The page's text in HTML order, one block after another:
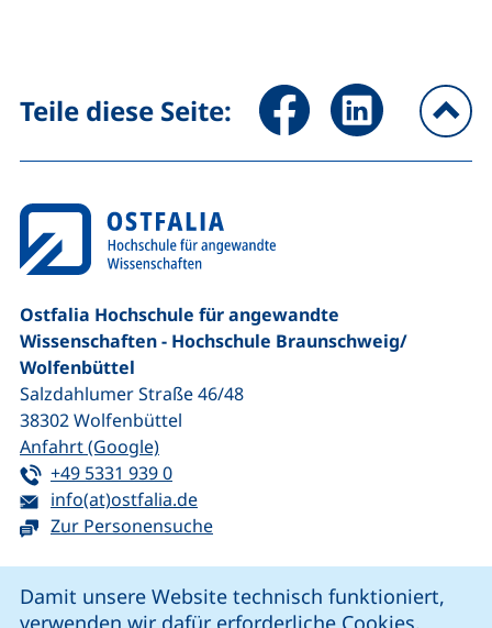
Damit unsere Website technisch funktioniert,
verwenden wir dafür erforderliche Cookies.
Teile diese Seite: Seite über Facebook teilen
Seite über
Ostfalia Hochschule für angewandte
Wissenschaften - Hochschule Braunschweig/​
Wolfenbüttel
Salzdahlumer Straße 46/48
38302Wolfenbüttel
Anfahrt (Google)(externer Link, öffnet neues Fenster)
Tel:
+49 5331 939 0(startet einen Telefonanruf, wenn Ihr
E-Mail:
info(at)ostfalia.de(öffnet Ihr E-Mail-Programm)
Zur Personensuche